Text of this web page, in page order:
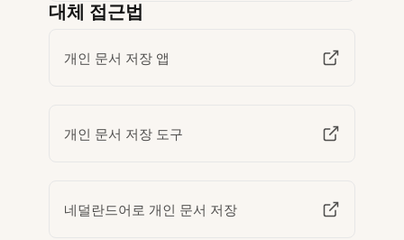
대체 접근법
개인 문서 저장 앱
개인 문서 저장 도구
네덜란드어로 개인 문서 저장